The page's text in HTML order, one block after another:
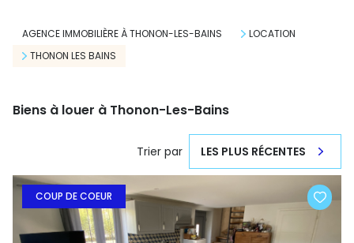
AGENCE IMMOBILIÈRE À THONON-LES-BAINS
LOCATION
THONON LES BAINS
Biens à louer à Thonon-Les-Bains
Trier par LES PLUS RÉCENTES
COUP DE COEUR